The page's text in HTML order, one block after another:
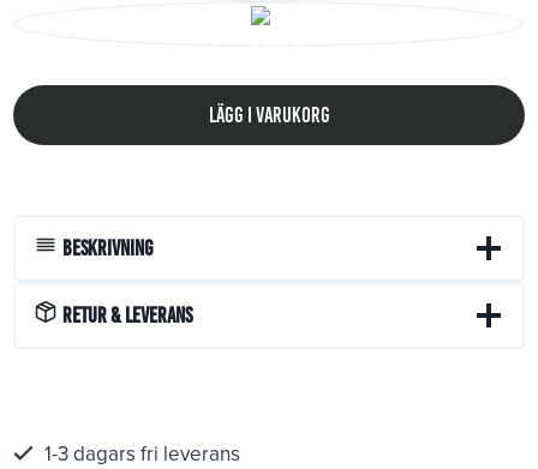
Lägg i varukorg
Beskrivning
Retur & Leverans
1-3 dagars fri leverans